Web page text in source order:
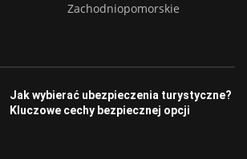
Zachodniopomorskie
Jak wybierać ubezpieczenia turystyczne?
Kluczowe cechy bezpiecznej opcji